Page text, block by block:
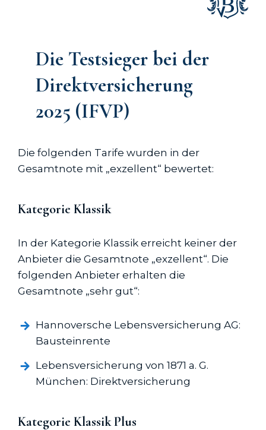
Die Testsieger bei der
Direkt­versicherung
2025 (IFVP)
Die folgenden Tarife wurden in der
Gesamtnote mit „exzellent“ bewertet:
Kategorie Klassik
In der Kategorie Klassik erreicht keiner der
Anbieter die Gesamtnote „exzellent“. Die
folgenden Anbieter erhalten die
Gesamtnote „sehr gut“:
Hannoversche Lebens­versicherung AG:
Bausteinrente
Lebens­versicherung von 1871 a. G.
München: Direkt­versicherung
Kategorie Klassik Plus